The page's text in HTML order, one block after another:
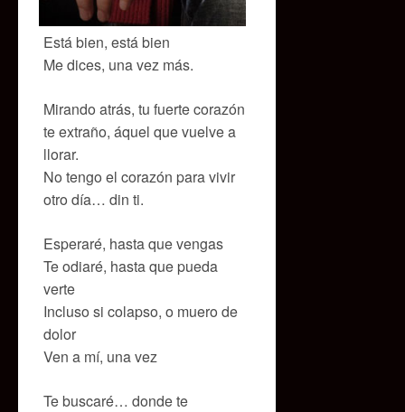
Está bien, está bien
Me dices, una vez más.
Mirando atrás, tu fuerte corazón
te extraño, áquel que vuelve a
llorar.
No tengo el corazón para vivir
otro día… din ti.
Esperaré, hasta que vengas
Te odiaré, hasta que pueda
verte
Incluso si colapso, o muero de
dolor
Ven a mí, una vez
Te buscaré… donde te